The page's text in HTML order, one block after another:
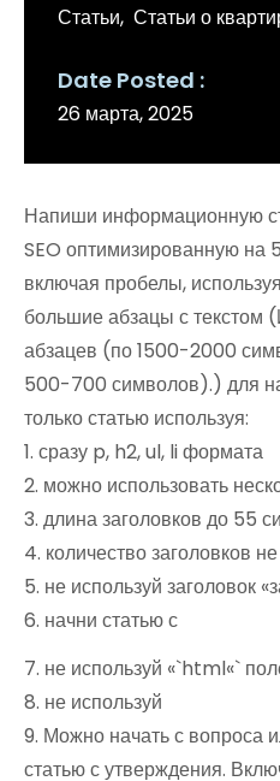
Статьи Статьи о
Date Posted
26 марта, 2025
Напиши информационную
SEO оптимизированную на
включая пробелы,
большие абзацы с текстом
абзацев (по 1500-2000
500-700 символов).) для
только статью используя:
1. сразу p, h2, ul, li формата
2. можно использовать
3. длина заголовков до 55
4. количество заголовков
5. не используй заголовок
6. начни статью с
7. не используй «`html«`
8. не используй
9. Можно начать с вопроса
статью с утверждения.